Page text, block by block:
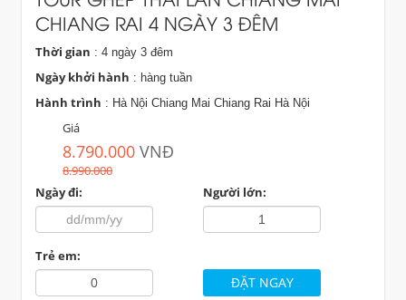
CHIANG RAI 4 NGÀY 3 ĐÊM
Thời gian : 4 ngày 3 đêm
Ngày khởi hành : hàng tuần
Hành trình : Hà Nội Chiang Mai Chiang Rai Hà Nội
Giá
8.790.000 VNĐ
8.990.000
Ngày đi:
Người lớn:
Trẻ em: